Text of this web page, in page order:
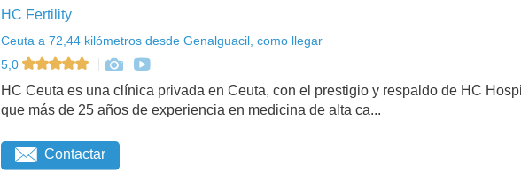
HC Fertility
Ceuta a 72,44 kilómetros desde Genalguacil, como llegar
5,0
HC Ceuta es una clínica privada en Ceuta, con el prestigio y respaldo de HC
que más de 25 años de experiencia en medicina de alta ca...
Contactar